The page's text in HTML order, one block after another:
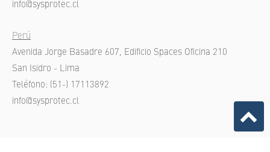
info@sysprotec.cl
Perú
Avenida Jorge Basadre 607, Edificio Spaces Oficina 210
San Isidro - Lima
Teléfono: (51-) 17113892
info@sysprotec.cl